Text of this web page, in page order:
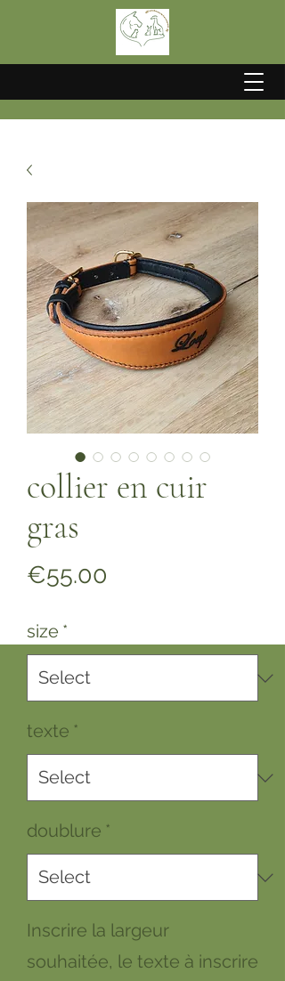
collier en cuir
gras
€55.00
size *
texte *
doublure *
Inscrire la largeur
souhaitée, le texte à inscrire